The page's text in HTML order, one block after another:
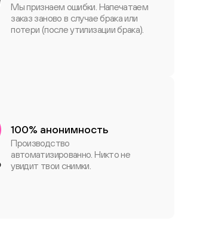
Мы признаем ошибки. Напечатаем
заказ заново в случае брака или
потери (после утилизации брака).
100% анонимность
Производство
автоматизированно. Никто не
увидит твои снимки.